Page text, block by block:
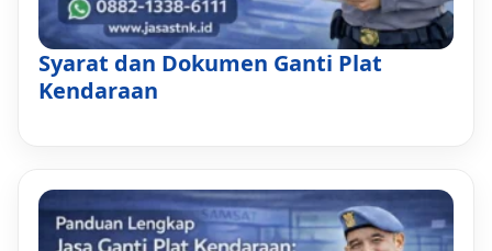
Syarat dan Dokumen Ganti Plat
Kendaraan